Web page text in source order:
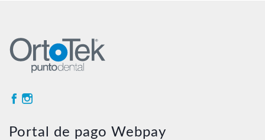
Portal de pago Webpay